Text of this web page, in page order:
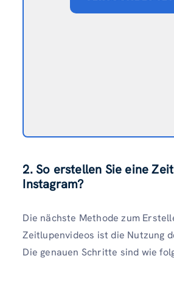
2.So erstellen Sie eine
Instagram?
Die nächste Methode zum
Zeitlupenvideos ist die Nutzung
Die genauen Schritte sind wie